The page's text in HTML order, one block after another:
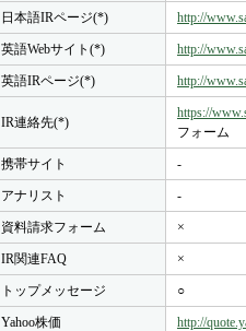
日本語IRページ(*) http://
英語Webサイト(*) http://
英語IRページ(*) http://
IR連絡先(*)
https://
フォーム
携帯サイト -
アナリスト -
資料請求フォーム ×
IR関連FAQ ×
トップメッセージ ○
Yahoo株価 http://